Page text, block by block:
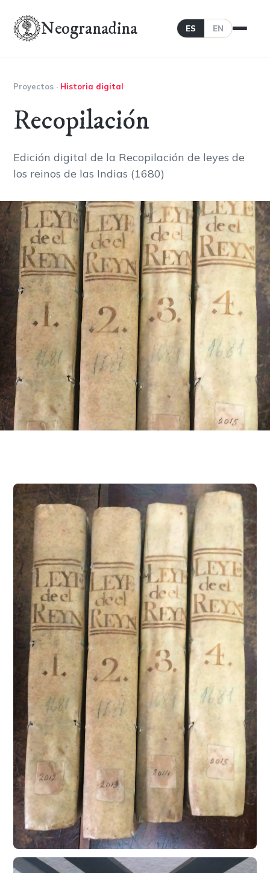
Neogranadina ES EN
Proyectos · Historia digital
Recopilación
Edición digital de la Recopilación de leyes de
los reinos de las Indias (1680)